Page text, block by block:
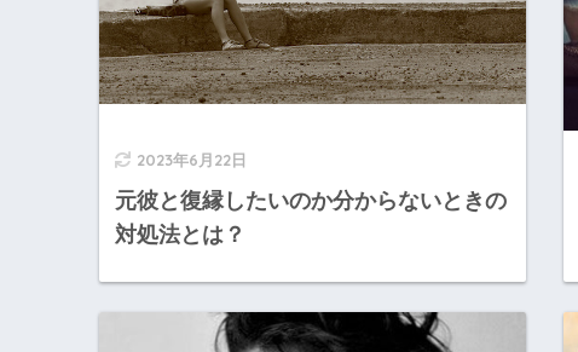
2023年6月22日
元彼と復縁したいのか分からないときの
対処法とは？